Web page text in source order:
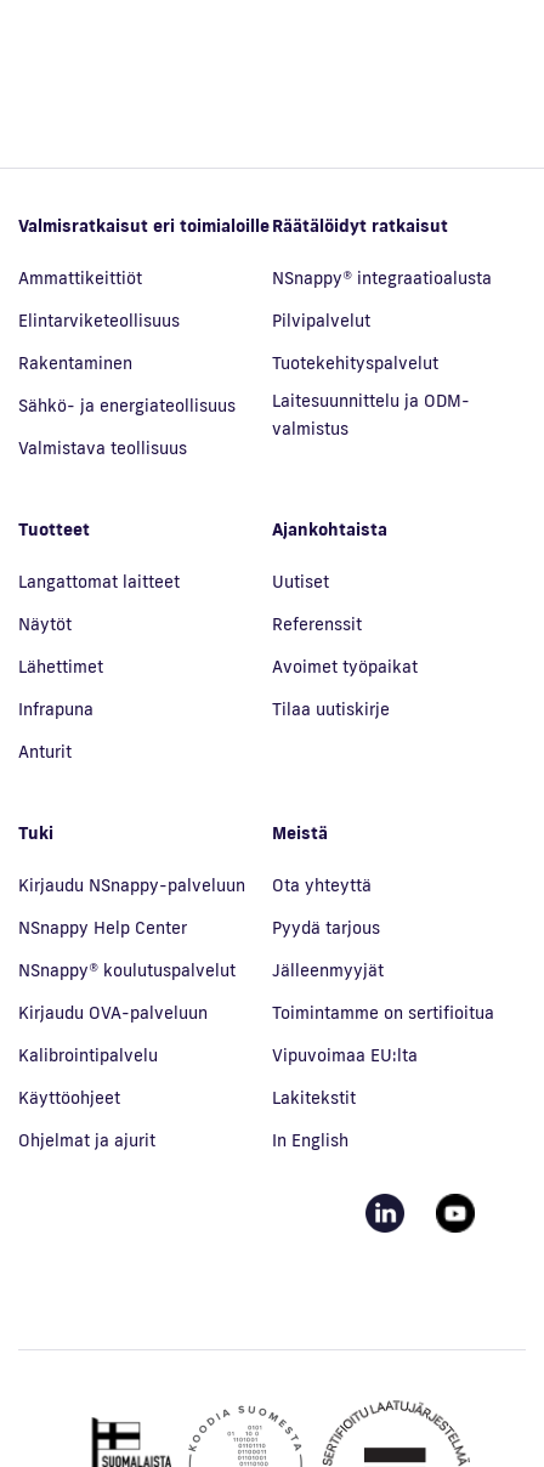
Valmisratkaisut eri toimialoille
Ammattikeittiöt
Elintarviketeollisuus
Rakentaminen
Sähkö- ja energiateollisuus
Valmistava teollisuus
Räätälöidyt ratkaisut
NSnappy® integraatioalusta
Pilvipalvelut
Tuotekehityspalvelut
Laitesuunnittelu ja ODM-
valmistus
Tuotteet
Langattomat laitteet
Näytöt
Lähettimet
Infrapuna
Anturit
Ajankohtaista
Uutiset
Referenssit
Avoimet työpaikat
Tilaa uutiskirje
Tuki
Kirjaudu NSnappy-palveluun
NSnappy Help Center
NSnappy® koulutuspalvelut
Kirjaudu OVA-palveluun
Kalibrointipalvelu
Käyttöohjeet
Ohjelmat ja ajurit
Meistä
Ota yhteyttä
Pyydä tarjous
Jälleenmyyjät
Toimintamme on sertifioitua
Vipuvoimaa EU:lta
Lakitekstit
In English